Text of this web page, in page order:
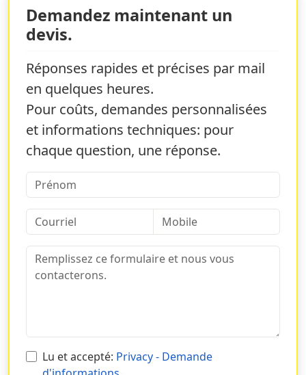
Demandez maintenant un
devis.
Réponses rapides et précises par mail
en quelques heures.
Pour coûts, demandes personnalisées
et informations techniques: pour
chaque question, une réponse.
Lu et accepté: Privacy - Demande